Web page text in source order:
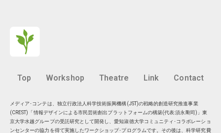
Top Workshop Theatre Link Contact
メディア･コンテは、独立行政法人科学技術振興機構(JST)の戦略的創造研究推進事業
(CREST)「情報デザインによる市民芸術創出プラットフォームの構築(代表:須永剛司)」東
京大学水越グループの受託研究として開発し、愛知淑徳大学コミュニティ･コラボレーショ
ンセンターの協力を得て実施したワークショップ･プログラムです。その後は、科学研究費